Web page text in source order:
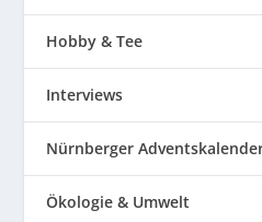
Hobby & Tee
Interviews
Nürnberger
Ökologie & Umwelt